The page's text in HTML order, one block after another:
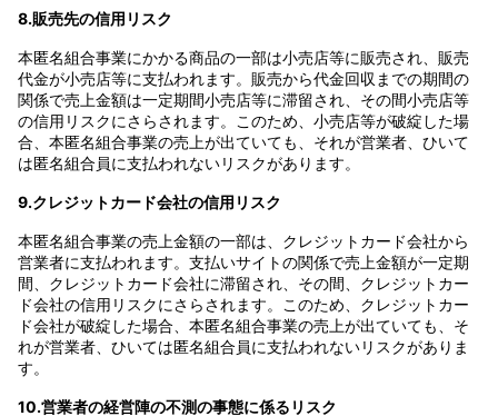
8.販売先の信用リスク
本匿名組合事業にかかる商品の一部は小売店等に販売され、販売
代金が小売店等に支払われます。販売から代金回収までの期間の
関係で売上金額は一定期間小売店等に滞留され、その間小売店等
の信用リスクにさらされます。このため、小売店等が破綻した場
合、本匿名組合事業の売上が出ていても、それが営業者、ひいて
は匿名組合員に支払われないリスクがあります。
9.クレジットカード会社の信用リスク
本匿名組合事業の売上金額の一部は、クレジットカード会社から
営業者に支払われます。支払いサイトの関係で売上金額が一定期
間、クレジットカード会社に滞留され、その間、クレジットカー
ド会社の信用リスクにさらされます。このため、クレジットカー
ド会社が破綻した場合、本匿名組合事業の売上が出ていても、そ
れが営業者、ひいては匿名組合員に支払われないリスクがありま
す。
10.営業者の経営陣の不測の事態に係るリスク